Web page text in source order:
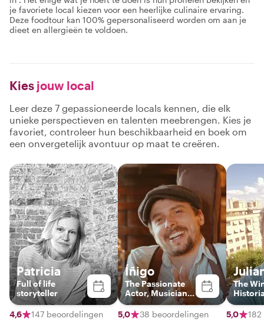
je favoriete local kiezen voor een heerlijke culinaire ervaring.
Deze foodtour kan 100% gepersonaliseerd worden om aan je
dieet en allergieën te voldoen.
Kies jouw local
Leer deze 7 gepassioneerde locals kennen, die elk
unieke perspectieven en talenten meebrengen. Kies je
favoriet, controleer hun beschikbaarheid en boek om
een onvergetelijk avontuur op maat te creëren.
Patricia
Full of life
storyteller
4,6 147 beoordelingen
Íñigo
The Passionate
Actor, Musician &
Local Guide
5,0
38 beoordelingen
The
5,0